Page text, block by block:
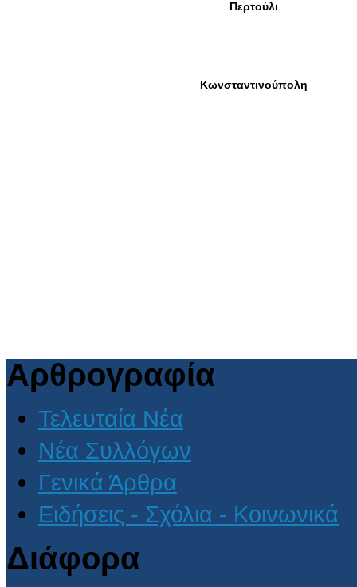
Αρθρογραφία
Τελευταία Νέα
Νέα Συλλόγων
Γενικά Άρθρα
Ειδήσεις - Σχόλια - Κοινωνικά
Διάφορα